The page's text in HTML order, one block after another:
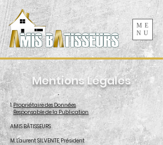
ME
NU
Mentions Légales
1.Propriétaire des Données
Responsable de la Publication
AMIS BÂTISSEURS
M. Laurent SILVENTE, Président